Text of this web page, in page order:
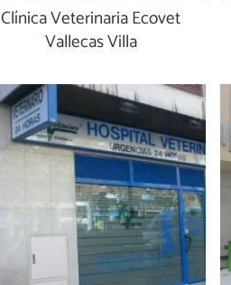
Clínica Veterinaria Ecovet
Vallecas Villa